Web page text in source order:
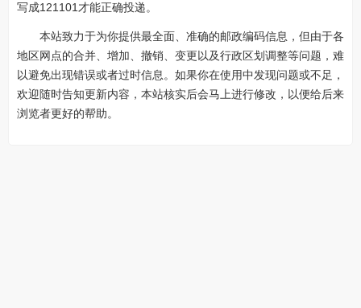
写成121101才能正确投递。
本站致力于为你提供最全面、准确的邮政编码信息，但由于各
地区网点的合并、增加、撤销、变更以及行政区划调整等问题，难
以避免出现错误或者过时信息。如果你在使用中发现问题或不足，
欢迎随时告知更新内容，本站核实后会马上进行修改，以便给后来
浏览者更好的帮助。